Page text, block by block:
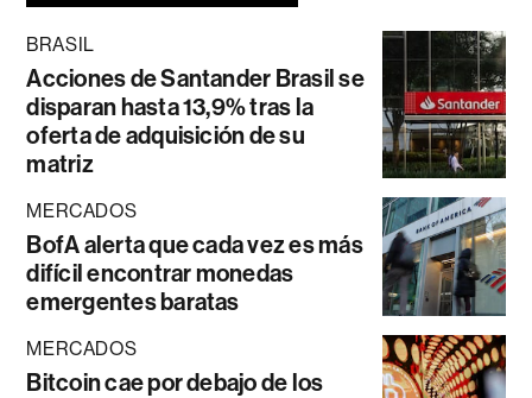
BRASIL
Acciones de Santander Brasil se
disparan hasta 13,9% tras la
oferta de adquisición de su
matriz
MERCADOS
BofA alerta que cada vez es más
difícil encontrar monedas
emergentes baratas
MERCADOS
Bitcoin cae por debajo de los